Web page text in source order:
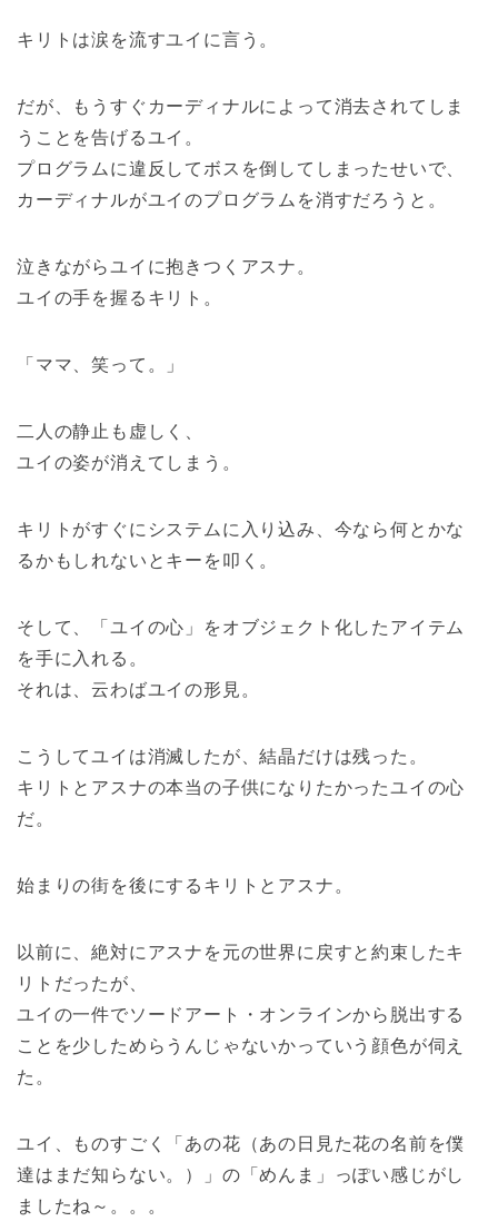
キリトは涙を流すユイに言う。
だが、もうすぐカーディナルによって消去されてしま
うことを告げるユイ。
プログラムに違反してボスを倒してしまったせいで、
カーディナルがユイのプログラムを消すだろうと。
泣きながらユイに抱きつくアスナ。
ユイの手を握るキリト。
「ママ、笑って。」
二人の静止も虚しく、
ユイの姿が消えてしまう。
キリトがすぐにシステムに入り込み、今なら何とかな
るかもしれないとキーを叩く。
そして、「ユイの心」をオブジェクト化したアイテム
を手に入れる。
それは、云わばユイの形見。
こうしてユイは消滅したが、結晶だけは残った。
キリトとアスナの本当の子供になりたかったユイの心
だ。
始まりの街を後にするキリトとアスナ。
以前に、絶対にアスナを元の世界に戻すと約束したキ
リトだったが、
ユイの一件でソードアート・オンラインから脱出する
ことを少しためらうんじゃないかっていう顔色が伺え
た。
ユイ、ものすごく「あの花（あの日見た花の名前を僕
達はまだ知らない。）」の「めんま」っぽい感じがし
ましたね～。。。